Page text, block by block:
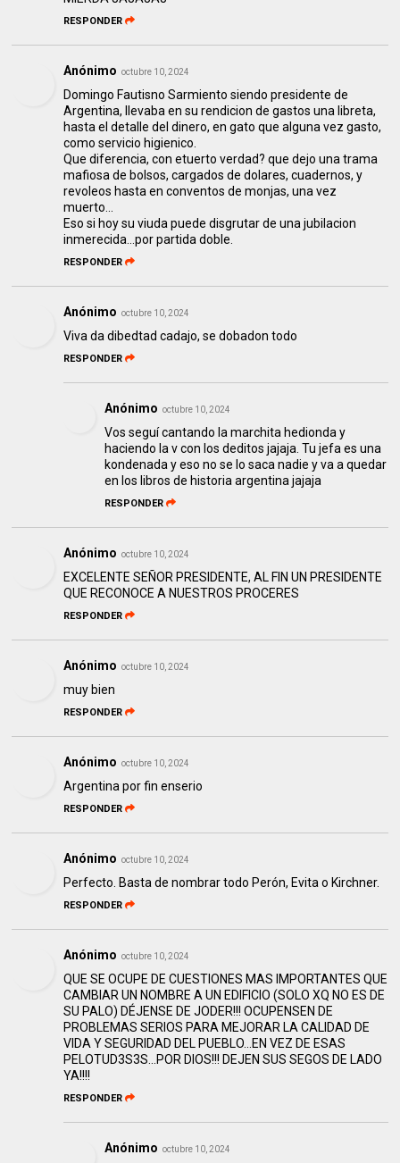
RESPONDER
Anónimo octubre 10, 2024
Domingo Fautisno Sarmiento siendo presidente de
Argentina, llevaba en su rendicion de gastos una libreta,
hasta el detalle del dinero, en gato que alguna vez gasto,
como servicio higienico.
Que diferencia, con etuerto verdad? que dejo una trama
mafiosa de bolsos, cargados de dolares, cuadernos, y
revoleos hasta en conventos de monjas, una vez
muerto...
Eso si hoy su viuda puede disgrutar de una jubilacion
inmerecida...por partida doble.
RESPONDER
Anónimo octubre 10, 2024
Viva da dibedtad cadajo, se dobadon todo
RESPONDER
Anónimo octubre 10, 2024
Vos seguí cantando la marchita hedionda y
haciendo la v con los deditos jajaja. Tu jefa es una
kondenada y eso no se lo saca nadie y va a quedar
en los libros de historia argentina jajaja
RESPONDER
Anónimo octubre 10, 2024
EXCELENTE SEÑOR PRESIDENTE, AL FIN UN PRESIDENTE
QUE RECONOCE A NUESTROS PROCERES
RESPONDER
Anónimo octubre 10, 2024
muy bien
RESPONDER
Anónimo octubre 10, 2024
Argentina por fin enserio
RESPONDER
Anónimo octubre 10, 2024
Perfecto. Basta de nombrar todo Perón, Evita o Kirchner.
RESPONDER
Anónimo octubre 10, 2024
QUE SE OCUPE DE CUESTIONES MAS IMPORTANTES QUE
CAMBIAR UN NOMBRE A UN EDIFICIO (SOLO XQ NO ES DE
SU PALO) DÉJENSE DE JODER!!! OCUPENSEN DE
PROBLEMAS SERIOS PARA MEJORAR LA CALIDAD DE
VIDA Y SEGURIDAD DEL PUEBLO...EN VEZ DE ESAS
PELOTUD3S3S...POR DIOS!!! DEJEN SUS SEGOS DE LADO
YA!!!!
RESPONDER
Anónimo octubre 10, 2024